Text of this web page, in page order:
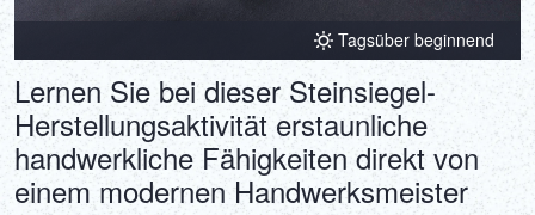
Tagsüber beginnend
Lernen Sie bei dieser Steinsiegel-
Herstellungsaktivität erstaunliche
handwerkliche Fähigkeiten direkt von
einem modernen Handwerksmeister